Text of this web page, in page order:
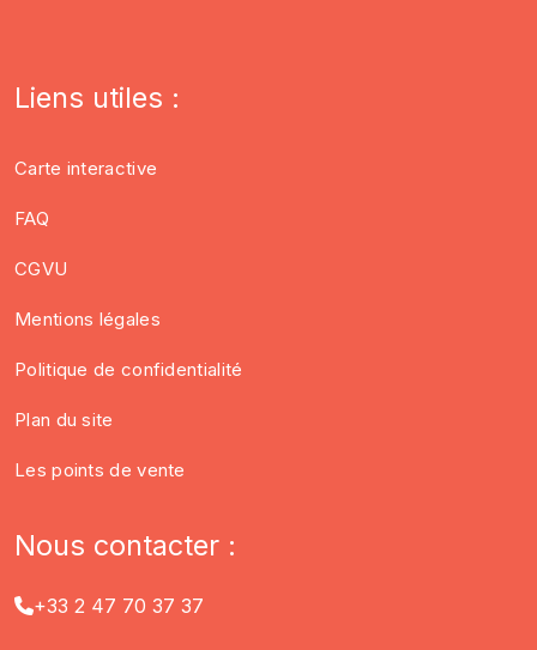
Liens utiles :
Carte interactive
FAQ
CGVU
Mentions légales
Politique de confidentialité
Plan du site
Les points de vente
Nous contacter :
+33 2 47 70 37 37